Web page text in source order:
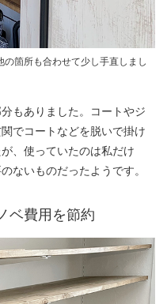
箇所も合わせて少し手直しまし
もありました。コートやジ
でコートなどを脱いで掛け
、使っていたのは私だけ
ないものだったようです。
ベ費用を節約